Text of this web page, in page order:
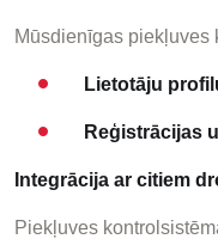
Mūsdienīgas piekļuves
Lietotāju
Reģistrācijas
Integrācija ar citiem
Piekļuves